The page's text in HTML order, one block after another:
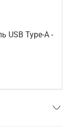
USB Type-A -